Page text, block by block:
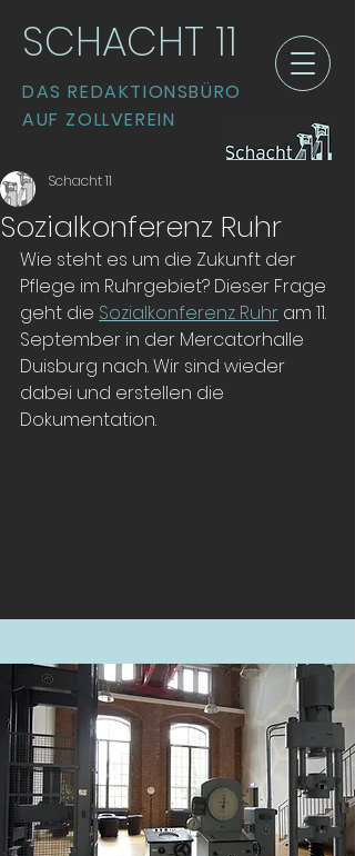
SCHACHT 11
DAS REDAKTIONSBÜRO
AUF ZOLLVEREIN
Sozialkonferenz Ruhr
Schacht 11
Wie steht es um die Zukunft der
Pflege im Ruhrgebiet? Dieser Frage
geht die Sozialkonferenz Ruhr am 11.
September in der Mercatorhalle
Duisburg nach. Wir sind wieder
dabei und erstellen die
Dokumentation.